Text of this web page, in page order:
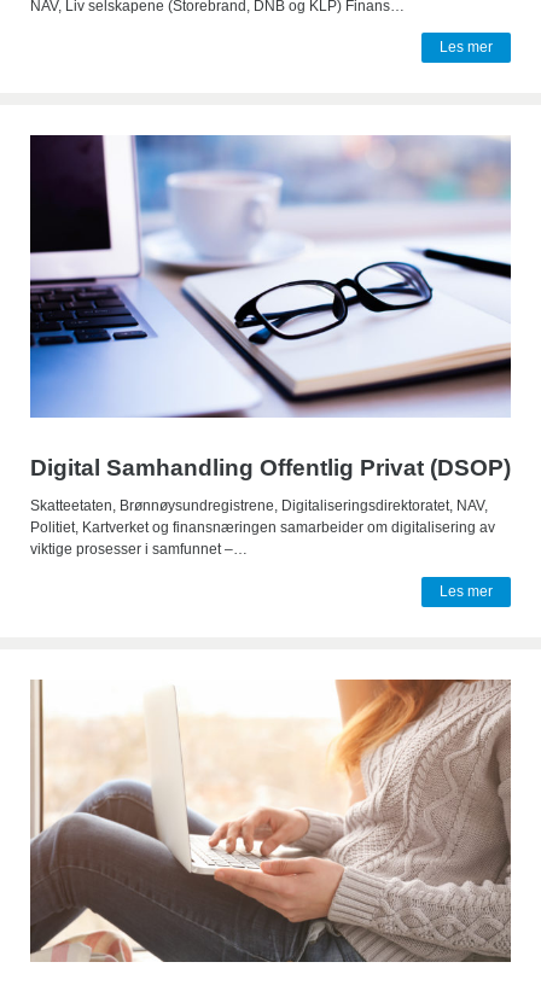
NAV, Liv selskapene (Storebrand, DNB og KLP) Finans…
Les mer
Digital Samhandling Offentlig Privat (DSOP)
Skatteetaten, Brønnøysundregistrene, Digitaliseringsdirektoratet, NAV,
Politiet, Kartverket og finansnæringen samarbeider om digitalisering av
viktige prosesser i samfunnet –…
Les mer